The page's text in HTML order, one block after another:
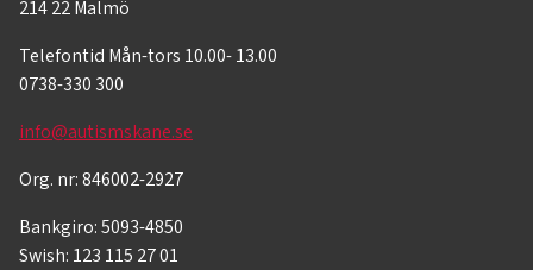
214 22 Malmö
Telefontid Mån-tors 10.00- 13.00
0738-330 300
info@autismskane.se
Org. nr: 846002-2927
Bankgiro: 5093-4850
Swish: 123 115 27 01